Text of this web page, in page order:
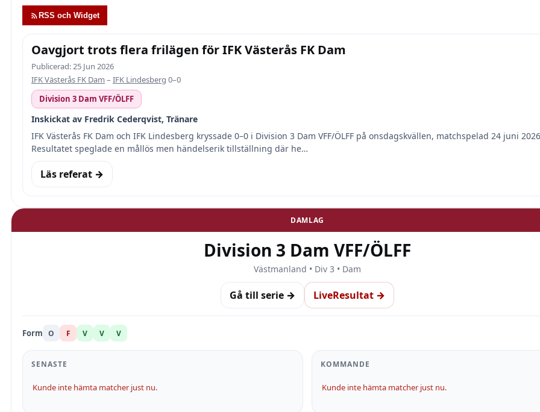
RSS och Widget
Oavgjort trots flera frilägen för IFK Västerås FK Dam
Publicerad: 25 Jun 2026
IFK Västerås FK Dam – IFK Lindesberg 0–0
Division 3 Dam VFF/ÖLFF
Inskickat av Fredrik Cederqvist, Tränare
IFK Västerås FK Dam och IFK Lindesberg kryssade 0–0 i Division 3 Dam VFF/ÖLFF på onsdagskvällen, matchspelad 24 juni
Resultatet speglade en mållös men händelserik tillställning där he…
Läs referat →
DAMLAG
Division 3 Dam VFF/ÖLFF
Västmanland • Div 3 • Dam
Gå till serie → LiveResultat →
Form O F V V V
SENASTE
Kunde inte hämta matcher just nu.
KOMMANDE
Kunde inte hämta matcher just nu.